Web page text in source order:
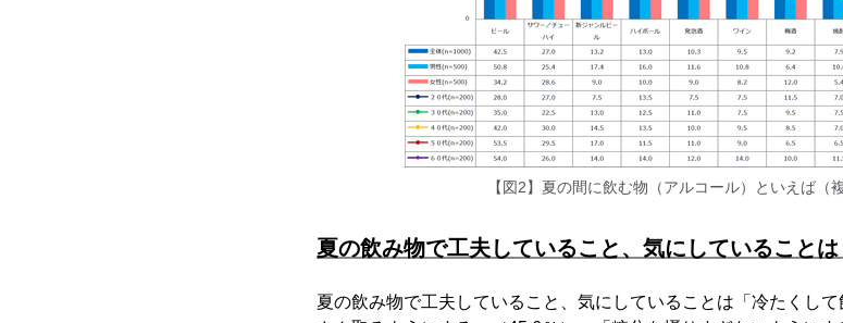
【図2】夏の間に飲む物（アルコール）といえば（
夏の飲み物で工夫していること、気にしていることは
夏の飲み物で工夫していること、気にしていることは「冷たくし